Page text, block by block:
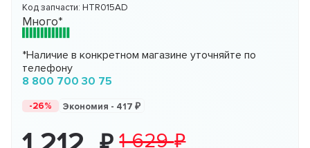
Код запчасти: HTR015AD
Много*
*Наличие в конкретном магазине уточняйте по
телефону
8 800 700 30 75
-26% Экономия - 417
1 629